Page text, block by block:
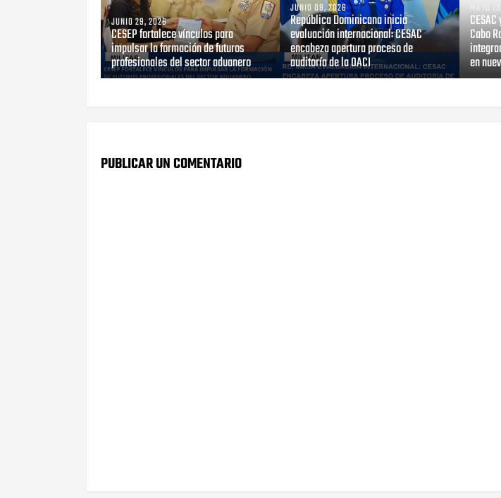
JUNIO 29, 2026
CESEP fortalece vínculos para
impulsar la formación de futuros
profesionales del sector aduanero
JUNIO 08, 2026
República Dominicana inicia
evaluación internacional: CESAC
encabeza apertura proceso de
auditoría de la OACI
MAYO
Cabo
en
PUBLICAR UN COMENTARIO